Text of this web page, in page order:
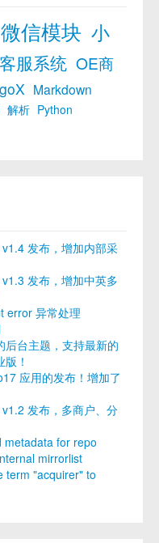
微信模块 小
客服系统 OE商
Markdown
解析 Python
发布，增加内部采
发布，增加中英多
error 异常处理
台主题，支持最新的
！
应用的发布！增加了
发布，多商户、分
metadata for repo
mirrorlist
term "acquirer" to